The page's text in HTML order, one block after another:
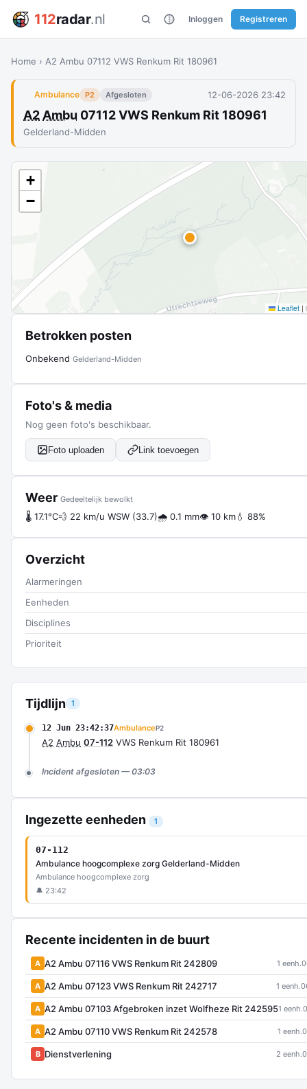
112radar.nl Inloggen Registreren
Home › A2 Ambu 07112 VWS Renkum Rit 180961
Ambulance P2 Afgesloten 12-06-2026 23:42
A2 Ambu 07112 VWS Renkum Rit 180961
Gelderland-Midden
Tijdlijn 1
12 Jun 23:42:37AmbulanceP2
A2 Ambu 07-112 VWS Renkum Rit 180961
Incident afgesloten — 03:03
Ingezette eenheden 1
07-112
Ambulance hoogcomplexe zorg Gelderland-Midden
Ambulance hoogcomplexe zorg
🔔 23:42
Recente incidenten in de buurt
A A2 Ambu 07116 VWS Renkum Rit 242809 1 eenh.
A A2 Ambu 07123 VWS Renkum Rit 242717 1 eenh.
A A2 Ambu 07103 Afgebroken inzet Wolfheze Rit 2425951 eenh.
A A2 Ambu 07110 VWS Renkum Rit 242578 1 eenh.
B Dienstverlening 2 eenh.
+
−
Leaflet |
Betrokken posten
Onbekend Gelderland-Midden
Foto's & media
Nog geen foto's beschikbaar.
Foto uploaden Link toevoegen
Weer Gedeeltelijk bewolkt
🌡 17.1°C💨 22 km/u WSW (33.7)🌧 0.1 mm👁 10 km💧 88%
Overzicht
Alarmeringen
Eenheden
Disciplines
Prioriteit